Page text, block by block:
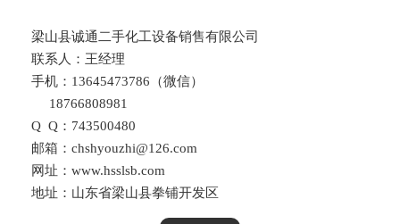
梁山县诚通二手化工设备销售有限公司
联系人：王经理
手机：13645473786（微信）
18766808981
Q Q：743500480
邮箱：chshyouzhi@126.com
网址：www.hsslsb.com
地址：山东省梁山县拳铺开发区